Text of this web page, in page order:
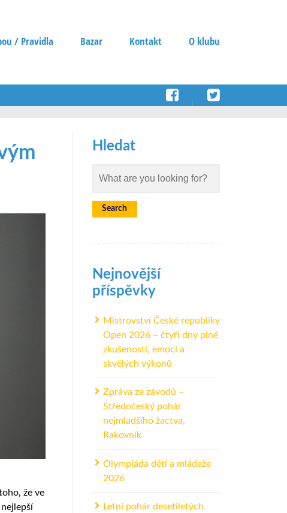
/ Pravidla Bazar Kontakt O klubu
že ve
Hledat
Nejnovější
příspěvky
Mistrovství České republiky
Open 2026 – čtyři dny plné
zkušeností, emocí a
skvělých výkonů
Zpráva ze závodů –
Středočeský pohár
nejmladšího žactva,
Rakovník
Olympiáda dětí a mládeže
2026
Letní pohár desetiletých